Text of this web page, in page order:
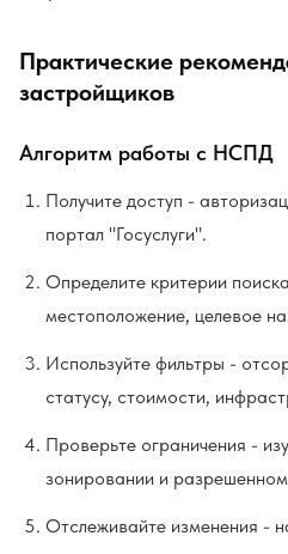
Практические
застройщиков
Алгоритм работы с НСПД
Получите доступ -
портал "Госуслуги".
Определите критерии
местоположение, целевое
Используйте фильтры -
статусу, стоимости,
Проверьте ограничения -
зонировании и
Отслеживайте изменения -